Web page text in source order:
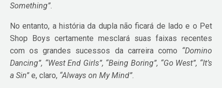
Something”.
No entanto, a história da dupla não ficará de lado e o Pet
Shop Boys certamente mesclará suas faixas recentes
com os grandes sucessos da carreira como “Domino
Dancing”, “West End Girls”, “Being Boring”, “Go West”, “It’s
a Sin” e, claro, “Always on My Mind”.